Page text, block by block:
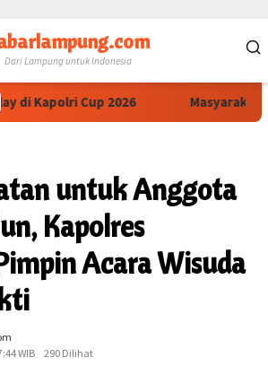
Dari Lampung untuk Indonesia
Kapolri Cup 2026 Masyarakat
untuk Anggota
Kapolres
Acara Wisuda
WIB
290 Dilihat